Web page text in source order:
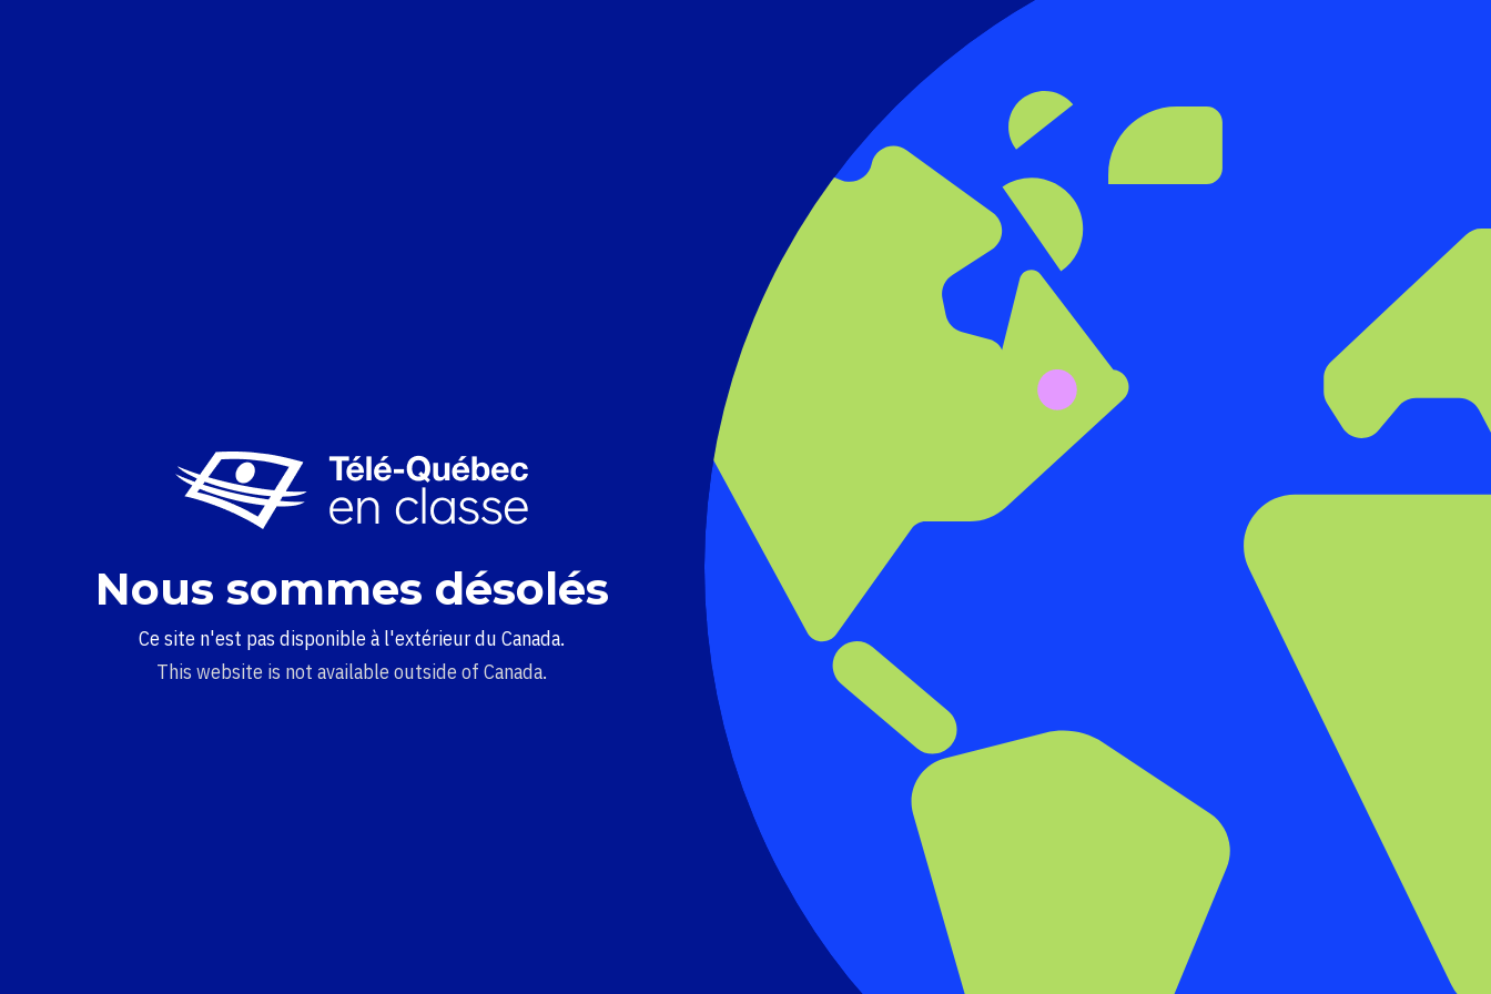
Nous sommes désolés
Ce site n'est pas disponible à l'extérieur du Canada.
This website is not available outside of Canada.